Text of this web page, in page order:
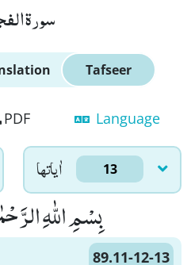
سورة
Tafseer
PDF Language
اٰياتها 13
بِسْمِ اللّٰهِ
89.11-12-13